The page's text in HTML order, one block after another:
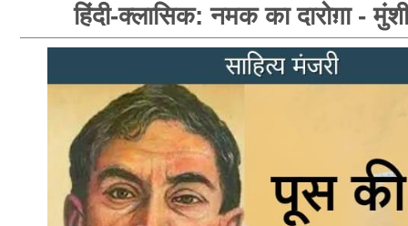
हिंदी-क्लासिक: नमक का दारोग़ा -